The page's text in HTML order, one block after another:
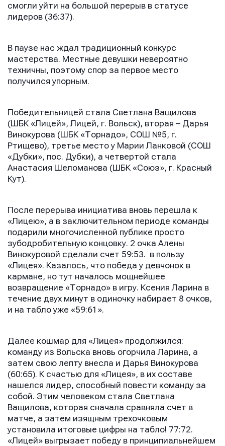
смогли уйти на большой перерыв в статусе
лидеров (36:37).
В паузе нас ждал традиционный конкурс
мастерства. Местные девушки невероятно
техничны, поэтому спор за первое место
получился упорным.
Победительницей стала Светлана Ващилова
(ШБК «Лицей», Лицей, г. Вольск), вторая – Дарья
Винокурова (ШБК «Торнадо», СОШ №5, г.
Ртищево), третье место у Марии Ланковой (СОШ
«Дубки», пос. Дубки), а четвертой стала
Анастасия Шеломанова (ШБК «Союз», г. Красный
Кут).
После перерыва инициатива вновь перешла к
«Лицею», а в заключительном периоде команды
подарили многочисленной публике просто
зубодробительную концовку. 2 очка Алены
Винокуровой сделали счет 59:53. в пользу
«Лицея». Казалось, что победа у девчонок в
кармане, но тут началось мощнейшее
возвращение «Торнадо» в игру. Ксения Ларина в
течение двух минут в одиночку набирает 8 очков,
и на табло уже «59:61».
Далее кошмар для «Лицея» продолжился:
команду из Вольска вновь огорчила Ларина, а
затем свою лепту внесла и Дарья Винокурова
(60:65). К счастью для «Лицея», в их составе
нашелся лидер, способный повести команду за
собой. Этим человеком стала Светлана
Ващилова, которая сначала сравняла счет в
матче, а затем изящным трехочковым
установила итоговые цифры на табло! 77:72.
«Лицей» выгрызает победу в принципиальнейшем